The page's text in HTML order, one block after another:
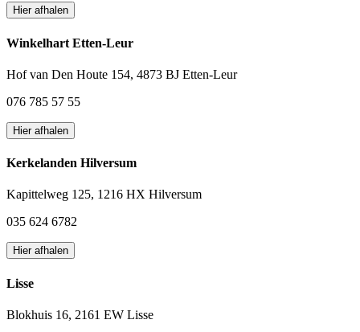
Hier afhalen
Winkelhart Etten-Leur
Hof van Den Houte 154, 4873 BJ Etten-Leur
076 785 57 55
Hier afhalen
Kerkelanden Hilversum
Kapittelweg 125, 1216 HX Hilversum
035 624 6782
Hier afhalen
Lisse
Blokhuis 16, 2161 EW Lisse